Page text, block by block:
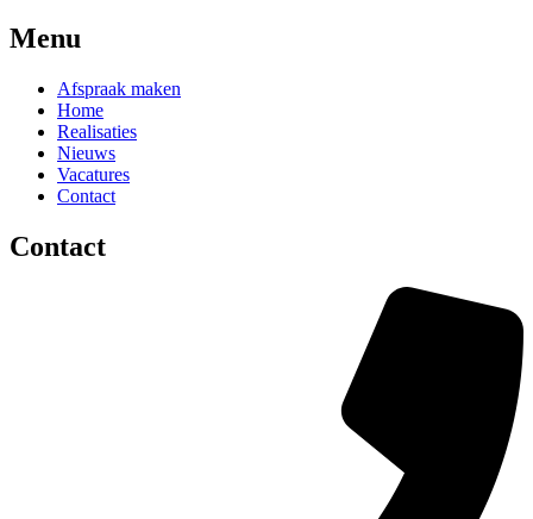
Menu
Afspraak maken
Home
Realisaties
Nieuws
Vacatures
Contact
Contact